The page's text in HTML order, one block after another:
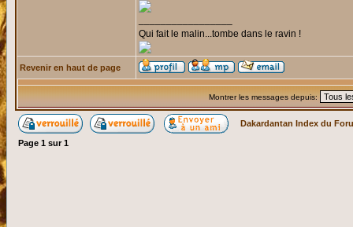
Qui fait le malin...tombe dans le ravin !
Revenir en haut de page
Montrer les messages depuis:
Dakardantan Index du
Page 1 sur1